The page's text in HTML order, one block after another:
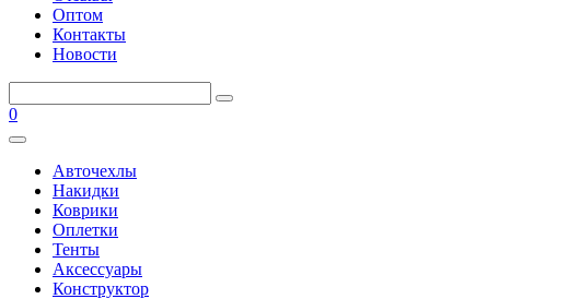
Оптом
Контакты
Новости
0
Авточехлы
Накидки
Коврики
Оплетки
Тенты
Аксессуары
Конструктор